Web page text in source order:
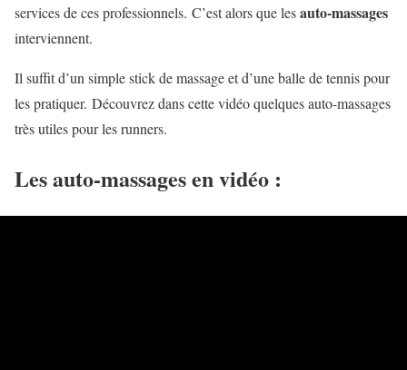
services de ces professionnels. C’est alors que lesauto-massages
interviennent.
Il suffit d’un simple stick de massage et d’une balle de tennis pour
les pratiquer. Découvrez dans cette vidéo quelques auto-massages
très utiles pour les runners.
Les auto-massages en vidéo :